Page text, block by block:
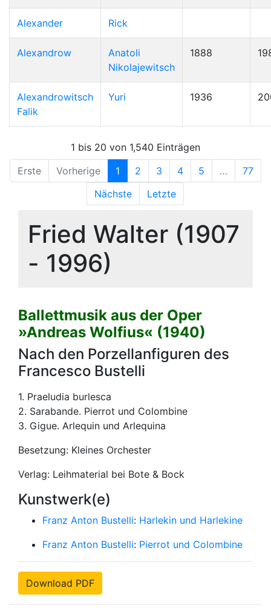
Alexander Rick
Alexandrow
Anatoli
Nikolajewitsch
1888
Alexandrowitsch
Falik
Yuri 1936
1 bis 20 von 1,540 Einträgen
Erste
Vorherige 1 2 3 4 5 …
77
Nächste
Letzte
Fried Walter (1907
- 1996)
Ballettmusik aus der Oper
»Andreas Wolfius« (1940)
Nach den Porzellanfiguren des
Francesco Bustelli
1. Praeludia burlesca
2. Sarabande. Pierrot und Colombine
3. Gigue. Arlequin und Arlequina
Besetzung: Kleines Orchester
Verlag: Leihmaterial bei Bote & Bock
Kunstwerk(e)
Franz Anton Bustelli: Harlekin und Harlekine
Franz Anton Bustelli: Pierrot und Colombine
Download PDF